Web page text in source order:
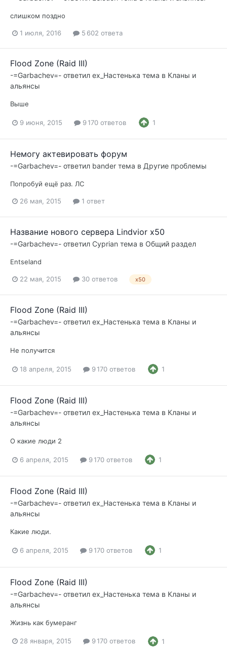
слишком поздно
1 июля, 2016 5 602 ответа
Flood Zone (Raid III)
-=Garbachev=- ответил ex_Настенька тема в Кланы и
альянсы
Выше
9 июня, 2015 9 170 ответов 1
Немогу актевировать форум
-=Garbachev=- ответил bander тема в Другие проблемы
Попробуй ещё раз. ЛС
26 мая, 2015 1 ответ
Название нового сервера Lindvior х50
-=Garbachev=- ответил Cyprian тема в Общий раздел
Entseland
22 мая, 2015 30 ответов х50
Flood Zone (Raid III)
-=Garbachev=- ответил ex_Настенька тема в Кланы и
альянсы
Не получится
18 апреля, 2015 9 170 ответов 1
Flood Zone (Raid III)
-=Garbachev=- ответил ex_Настенька тема в Кланы и
альянсы
О какие люди 2
6 апреля, 2015 9 170 ответов 1
Flood Zone (Raid III)
-=Garbachev=- ответил ex_Настенька тема в Кланы и
альянсы
Какие люди.
6 апреля, 2015 9 170 ответов 1
Flood Zone (Raid III)
-=Garbachev=- ответил ex_Настенька тема в Кланы и
альянсы
Жизнь как бумеранг
28 января, 2015 9 170 ответов 1